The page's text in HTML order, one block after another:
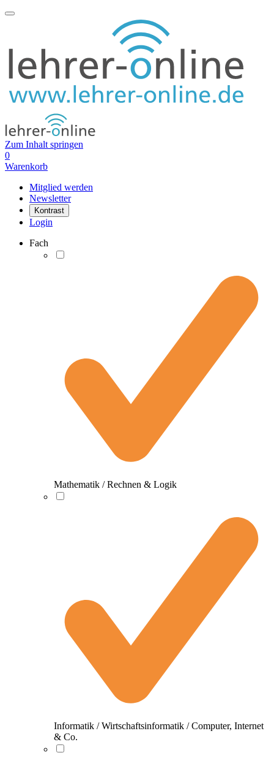
Zum Inhalt springen
0
Warenkorb
Mitglied werden
Newsletter
Kontrast
Login
Fach
Mathematik / Rechnen & Logik
Informatik / Wirtschaftsinformatik / Computer, Internet
& Co.